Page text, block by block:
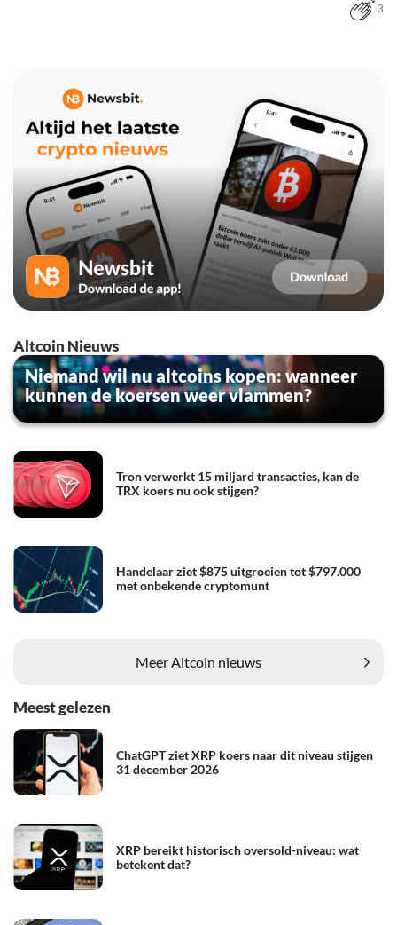
3
Altcoin Nieuws
Niemand wil nu altcoins kopen: wanneer
kunnen de koersen weer vlammen?
Tron verwerkt 15 miljard transacties, kan de
TRX koers nu ook stijgen?
Handelaar ziet $875 uitgroeien tot $797.000
met onbekende cryptomunt
Meer Altcoin nieuws
Meest gelezen
ChatGPT ziet XRP koers naar dit niveau stijgen
31 december 2026
XRP bereikt historisch oversold-niveau: wat
betekent dat?